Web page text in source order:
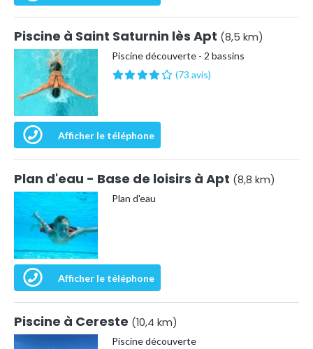
Piscine à Saint Saturnin lès Apt (8,5 km)
Piscine découverte - 2 bassins
(73 avis)
Afficher le téléphone
Plan d'eau - Base de loisirs à Apt (8,8 km)
Plan d'eau
Afficher le téléphone
Piscine à Cereste (10,4 km)
Piscine découverte